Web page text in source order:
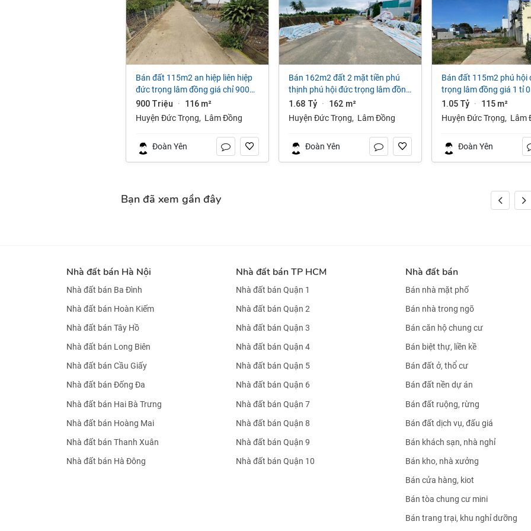
bán đất 115m2 an hiệp liên hiệp
đức trọng lâm đồng giá chỉ 900
triệu
900 Triệu · 116 m²
Huyện Đức Trọng, Lâm Đồng
Đoàn Yên
bán 162m2 đất 2 mặt tiền phú
thịnh phú hội đức trọng lâm đồng
giá 1 tỷ 680 triệu
1.68 Tỷ · 162 m²
Huyện Đức Trọng, Lâm Đồng
Đoàn Yên
bán đất 115m2 phú hội đức
trọng lâm đồng giá 1 tỉ
1.05 Tỷ · 115 m²
Huyện Đức Trọng, Lâm
Đoàn Yên
Bạn đã xem gần đây
Nhà đất bán Hà Nội
Nhà đất bán Ba Đình
Nhà đất bán Hoàn Kiếm
Nhà đất bán Tây Hồ
Nhà đất bán Long Biên
Nhà đất bán Cầu Giấy
Nhà đất bán Đống Đa
Nhà đất bán Hai Bà Trưng
Nhà đất bán Hoàng Mai
Nhà đất bán Thanh Xuân
Nhà đất bán Hà Đông
Nhà đất bán TP HCM
Nhà đất bán Quận 1
Nhà đất bán Quận 2
Nhà đất bán Quận 3
Nhà đất bán Quận 4
Nhà đất bán Quận 5
Nhà đất bán Quận 6
Nhà đất bán Quận 7
Nhà đất bán Quận 8
Nhà đất bán Quận 9
Nhà đất bán Quận 10
Nhà đất bán
Bán nhà mặt phố
Bán nhà trong ngõ
Bán căn hộ chung cư
Bán biệt thự, liền kề
Bán đất ở, thổ cư
Bán đất nền dự án
Bán đất ruộng, rừng
Bán đất dịch vụ, đấu giá
Bán khách sạn, nhà nghỉ
Bán kho, nhà xưởng
Bán cửa hàng, kiot
Bán tòa chung cư mini
Bán trang trại, khu nghỉ dưỡng